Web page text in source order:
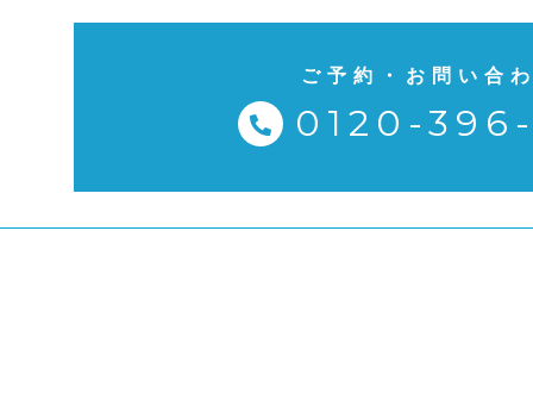
ご予約・お問い合
0120-